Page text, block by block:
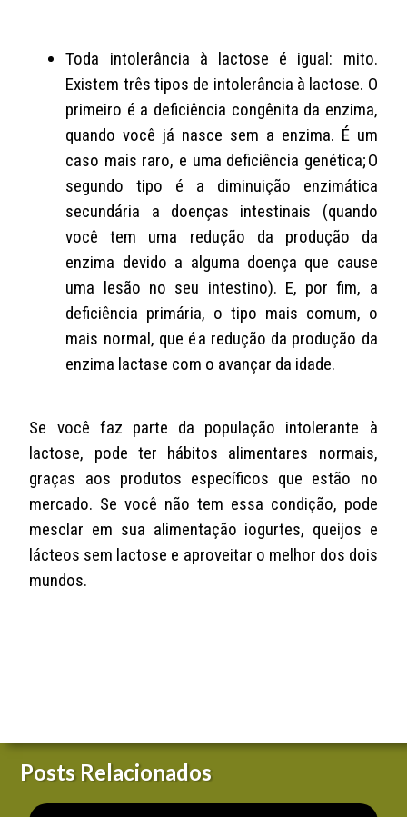
Toda intolerância à lactose é igual: mito.
Existem três tipos de intolerância à lactose. O
primeiro é a deficiência congênita da enzima,
quando você já nasce sem a enzima. É um
caso mais raro, e uma deficiência genética; O
segundo tipo é a diminuição enzimática
secundária a doenças intestinais (quando
você tem uma redução da produção da
enzima devido a alguma doença que cause
uma lesão no seu intestino). E, por fim, a
deficiência primária, o tipo mais comum, o
mais normal, que é a redução da produção da
enzima lactase com o avançar da idade.
Se você faz parte da população intolerante à
lactose, pode ter hábitos alimentares normais,
graças aos produtos específicos que estão no
mercado. Se você não tem essa condição, pode
mesclar em sua alimentação iogurtes, queijos e
lácteos sem lactose e aproveitar o melhor dos dois
mundos.
Posts Relacionados